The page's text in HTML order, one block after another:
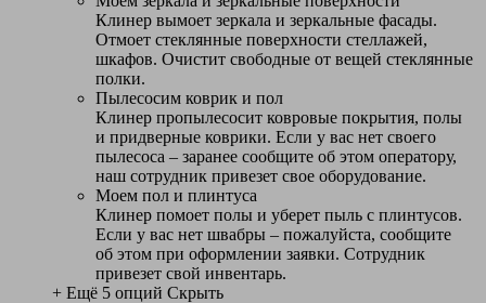
Клинер вымоет зеркала и зеркальные фасады.
Отмоет стеклянные поверхности стеллажей,
шкафов. Очистит свободные от вещей стеклянные
полки.
Пылесосим коврик и пол
Клинер пропылесосит ковровые покрытия, полы
и придверные коврики. Если у вас нет своего
пылесоса – заранее сообщите об этом оператору,
наш сотрудник привезет свое оборудование.
Моем пол и плинтуса
Клинер помоет полы и уберет пыль с плинтусов.
Если у вас нет швабры – пожалуйста, сообщите
об этом при оформлении заявки. Сотрудник
привезет свой инвентарь.
+ Ещё 5 опций Скрыть